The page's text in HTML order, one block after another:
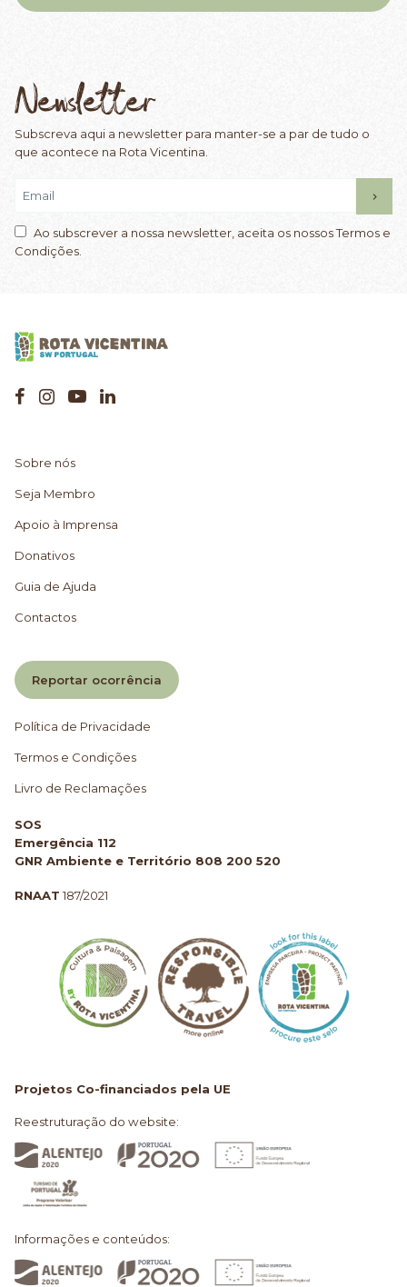
Newsletter
Subscreva aqui a newsletter para manter-se a par de tudo o
que acontece na Rota Vicentina.
Ao subscrever a nossa newsletter, aceita os nossos Termos e
Condições.
Sobre nós
Seja Membro
Apoio à Imprensa
Donativos
Guia de Ajuda
Contactos
Reportar ocorrência
Política de Privacidade
Termos e Condições
Livro de Reclamações
SOS
Emergência 112
GNR Ambiente e Território 808 200 520
RNAAT 187/2021
Projetos Co-financiados pela UE
Reestruturação do website:
Informações e conteúdos: